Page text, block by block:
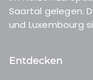
Saartal gelegen.
und Luxembourg
Entdecken